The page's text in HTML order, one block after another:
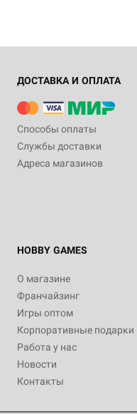
ДОСТАВКА И ОПЛАТА
Способы оплаты
Службы доставки
Адреса магазинов
HOBBY GAMES
О магазине
Франчайзинг
Игры оптом
Корпоративные подарки
Работа у нас
Новости
Контакты